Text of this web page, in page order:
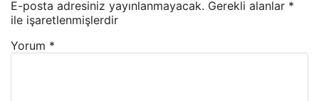
E-posta adresiniz yayınlanmayacak. Gerekli alanlar *
ile işaretlenmişlerdir
Yorum *